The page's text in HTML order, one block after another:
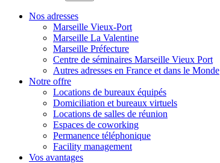
Nos adresses
Marseille Vieux-Port
Marseille La Valentine
Marseille Préfecture
Centre de séminaires Marseille Vieux Port
Autres adresses en France et dans le Monde
Notre offre
Locations de bureaux équipés
Domiciliation et bureaux virtuels
Locations de salles de réunion
Espaces de coworking
Permanence téléphonique
Facility management
Vos avantages